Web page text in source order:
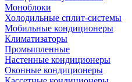
Моноблоки
Холодильные сплит-системы
Мобильные кондиционеры
Климатизаторы
Промышленные
Настенные кондиционеры
Оконные кондиционеры